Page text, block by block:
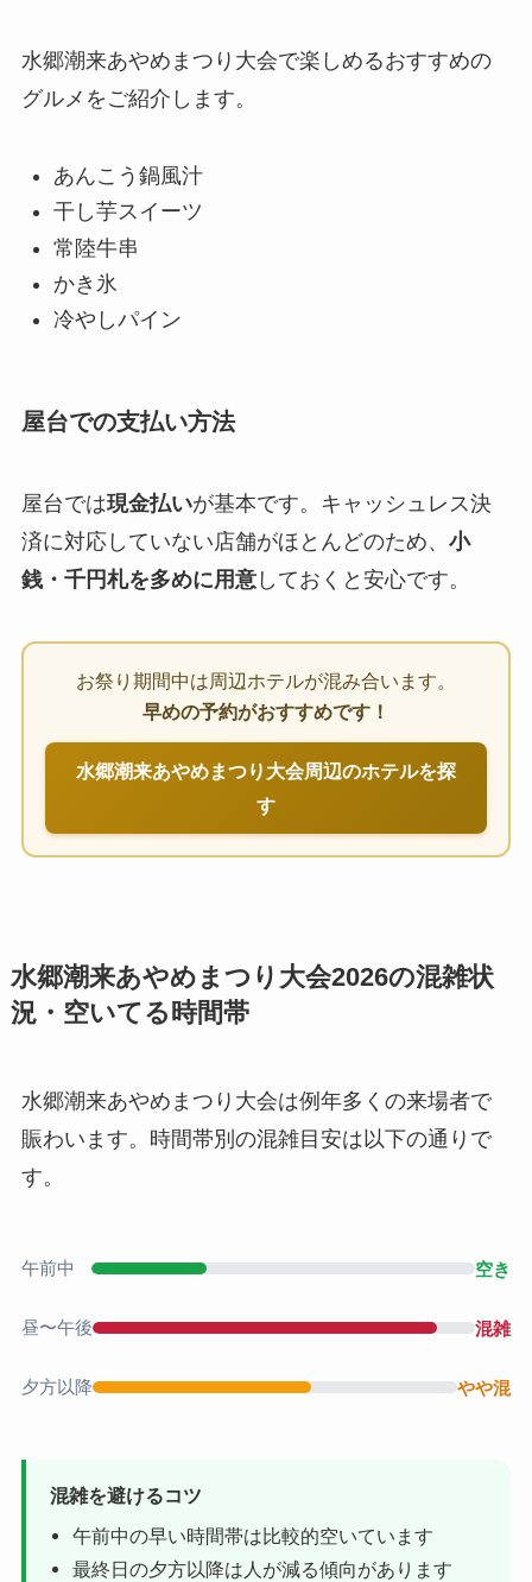
水郷潮来あやめまつり大会で楽しめるおすすめの
グルメをご紹介します。
あんこう鍋風汁
干し芋スイーツ
常陸牛串
かき氷
冷やしパイン
屋台での支払い方法
屋台では現金払いが基本です。キャッシュレス決
済に対応していない店舗がほとんどのため、 小
銭・千円札を多めに用意しておくと安心です。
お祭り期間中は周辺ホテルが混み合います。
早めの予約がおすすめです！
水郷潮来あやめまつり大会周辺のホテルを探
す
水郷潮来あやめまつり大会2026の混雑状
況・空いてる時間帯
水郷潮来あやめまつり大会は例年多くの来場者で
賑わいます。時間帯別の混雑目安は以下の通りで
す。
午前中 空き
昼〜午後 混雑
夕方以降 やや混
混雑を避けるコツ
午前中の早い時間帯は比較的空いています
最終日の夕方以降は人が減る傾向があります